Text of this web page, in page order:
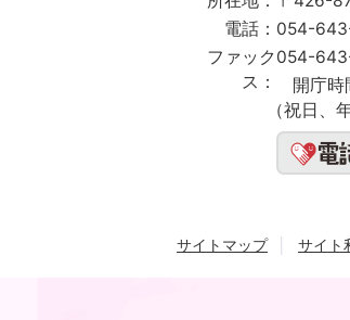
電話： 054-643-
ファック
ス：
054-
開庁時
（祝日、
サイトマップ サイト